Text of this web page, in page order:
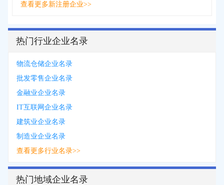
查看更多新注册企业>>
热门行业企业名录
物流仓储企业名录
批发零售企业名录
金融业企业名录
IT互联网企业名录
建筑业企业名录
制造业企业名录
查看更多行业名录>>
热门地域企业名录